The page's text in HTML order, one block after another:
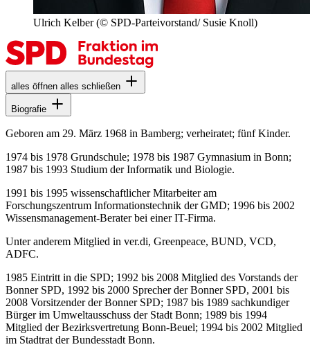
Ulrich Kelber (© SPD-Parteivorstand/ Susie Knoll)
alles öffnen alles schließen
Biografie
Geboren am 29. März 1968 in Bamberg; verheiratet; fünf Kinder.
1974 bis 1978 Grundschule; 1978 bis 1987 Gymnasium in Bonn;
1987 bis 1993 Studium der Informatik und Biologie.
1991 bis 1995 wissenschaftlicher Mitarbeiter am
Forschungszentrum Informationstechnik der GMD; 1996 bis 2002
Wissensmanagement-Berater bei einer IT-Firma.
Unter anderem Mitglied in ver.di, Greenpeace, BUND, VCD,
ADFC.
1985 Eintritt in die SPD; 1992 bis 2008 Mitglied des Vorstands der
Bonner SPD, 1992 bis 2000 Sprecher der Bonner SPD, 2001 bis
2008 Vorsitzender der Bonner SPD; 1987 bis 1989 sachkundiger
Bürger im Umweltausschuss der Stadt Bonn; 1989 bis 1994
Mitglied der Bezirksvertretung Bonn-Beuel; 1994 bis 2002 Mitglied
im Stadtrat der Bundesstadt Bonn.